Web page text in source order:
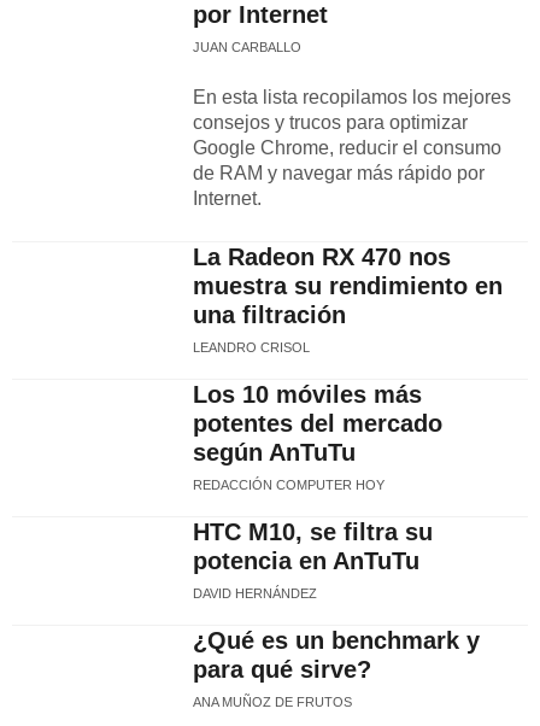
por Internet
JUAN CARBALLO
En esta lista recopilamos los mejores
consejos y trucos para optimizar
Google Chrome, reducir el consumo
de RAM y navegar más rápido por
Internet.
La Radeon RX 470 nos
muestra su rendimiento en
una filtración
LEANDRO CRISOL
Los 10 móviles más
potentes del mercado
según AnTuTu
REDACCIÓN COMPUTER HOY
HTC M10, se filtra su
potencia en AnTuTu
DAVID HERNÁNDEZ
¿Qué es un benchmark y
para qué sirve?
ANA MUÑOZ DE FRUTOS